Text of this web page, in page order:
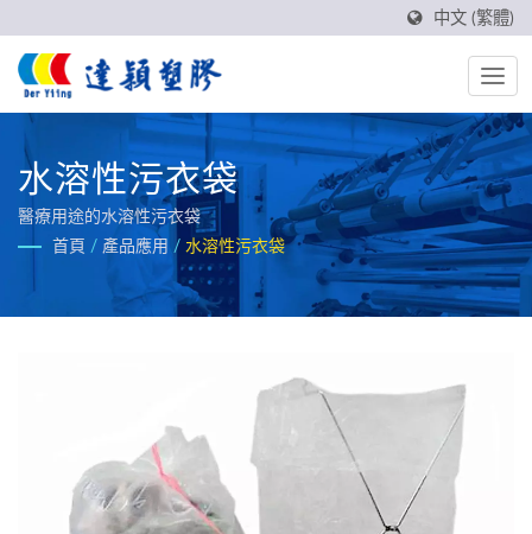
中文 (繁體)
水溶性污衣袋
醫療用途的水溶性污衣袋
首頁 / 產品應用 / 水溶性污衣袋